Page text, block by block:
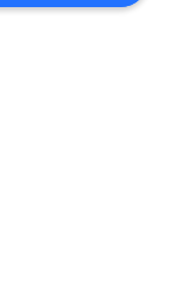
PRIVACY